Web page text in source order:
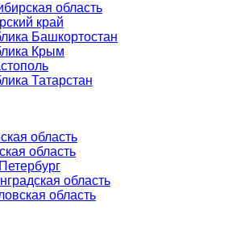
область
край
Башкортостан
Крым
Татарстан
область
область
область
область